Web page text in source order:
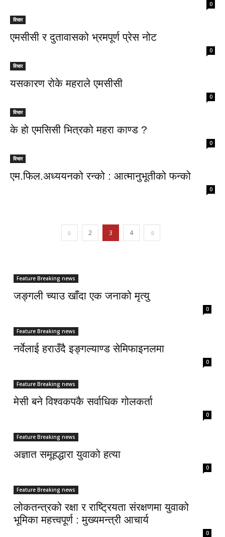
0
विचार
एमसीसी र दुतावासको भ्रमपूर्ण प्रेस नोट
0
विचार
यसकारण रोके महराले एमसीसी
0
विचार
के हो एमसिसी भित्रको महरा काण्ड ?
0
विचार
एम.फिल.अध्ययनको रन्को : आत्मानुभूतीको फन्को
0
2 3 4
Feature Breaking news
जङ्गली च्याउ खाँदा एक जनाको मृत्यु
0
Feature Breaking news
नर्वेलाई हराउँदै इङ्गल्याण्ड सेमिफाइनलमा
0
Feature Breaking news
मेसी बने विश्वकपकै सर्वाधिक गोलकर्ता
0
Feature Breaking news
अज्ञात समूहद्धारा युवाको हत्या
0
Feature Breaking news
लोकतन्त्रको रक्षा र राष्ट्रियता संरक्षणमा युवाको
भूमिका महत्त्वपूर्ण : मुख्यमन्त्री आचार्य
0